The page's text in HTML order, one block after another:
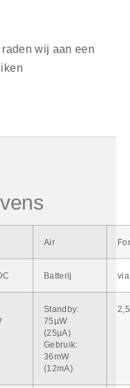
wij aan een
Air
Batterij
Standby:
75µW
(25µA)
Gebruik:
36mW
(12mA)